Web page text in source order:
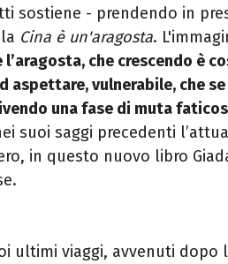
sostiene - prendendo in
Cina è un'aragosta.
l’aragosta, che crescendo è
aspettare, vulnerabile, che
una fase di muta
suoi saggi precedenti
in questo nuovo libro
ultimi viaggi, avvenuti dopo